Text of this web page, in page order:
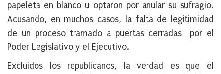
papeleta en blanco u optaron por anular su sufragio.
Acusando, en muchos casos, la falta de legitimidad
de un proceso tramado a puertas cerradas por el
Poder Legislativo y el Ejecutivo.
Excluidos los republicanos, la verdad es que el